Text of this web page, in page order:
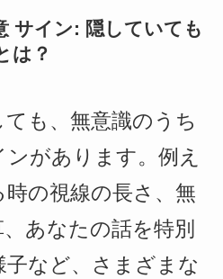
サイン: 隠していても
は？
も、無意識のうち
があります。例え
の視線の長さ、無
あなたの話を特別
など、さまざまな